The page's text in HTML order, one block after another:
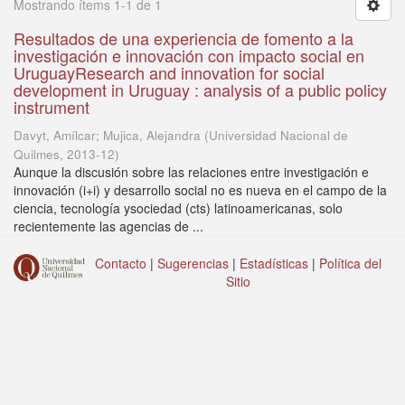
Mostrando ítems 1-1 de 1
Resultados de una experiencia de fomento a la
investigación e innovación con impacto social en
UruguayResearch and innovation for social
development in Uruguay : analysis of a public policy
instrument
Davyt, Amílcar; Mujica, Alejandra (Universidad Nacional de
Quilmes, 2013-12)
Aunque la discusión sobre las relaciones entre investigación e
innovación (i+i) y desarrollo social no es nueva en el campo de la
ciencia, tecnología ysociedad (cts) latinoamericanas, solo
recientemente las agencias de ...
Contacto | Sugerencias | Estadísticas | Política del
Sitio